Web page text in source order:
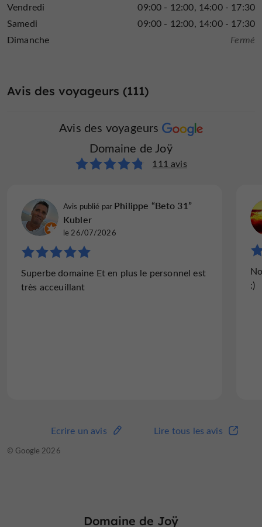
Vendredi 09:00 - 12:00 14:00 - 17:30
Samedi
09:00 - 12:00 14:00 - 17:30
Dimanche
Fermé
Avis des voyageurs (111)
Avis des voyageurs
Domaine de Joÿ
111 avis
Avis publié par Philippe “Beto 31”
Kubler
le 26/07/2026
Superbe domaine Et en plus le personnel est
très acceuillant
:)
Lire tous les avis
Ecrire un avis
© Google 2026
Domaine de Joÿ